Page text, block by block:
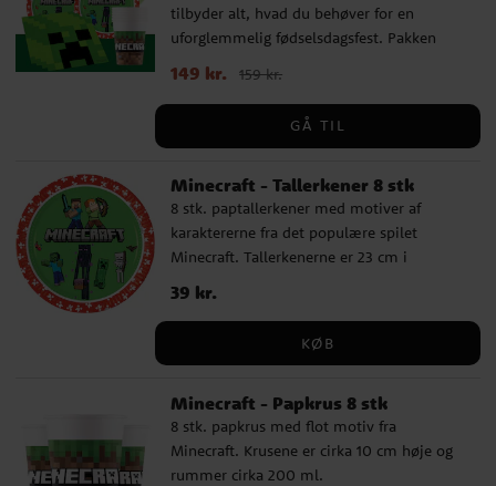
tilbyder alt, hvad du behøver for en
uforglemmelig fødselsdagsfest. Pakken
indeholder tallerkener (23 cm), papkrus
(200 ml) og servietter (33 x 33 cm) til 8, 16
eller 24 personer. Derudover indeholder
pakken 10 lysegrønne balloner og 10
festlig atmosfære, samt en mørkegrøn
plastdug (137 x 274 cm). I pakken til 24
gæster indgår 2 bordduge. Kompletter din
Minecraft festpakke med vores ekstra
tilvalg som slikposer, partybokse, slik,
legetøj og Minecraft festdekorationer. Gør
bagetilbehør for at skabe den perfekte
Nupris: 149 kr.Tidligere pris
149 kr. 159 kr.
GÅ TIL
Minecraft - Tallerkener 8 stk
8 stk. paptallerkener med motiver af
karaktererne fra det populære spilet
Minecraft. Tallerkenerne er 23 cm i
diameter og er lavet af FSC-mærket papir.
Pris:39 kr.
39 kr.
KØB
Minecraft - Papkrus 8 stk
8 stk. papkrus med flot motiv fra
Minecraft. Krusene er cirka 10 cm høje og
rummer cirka 200 ml.